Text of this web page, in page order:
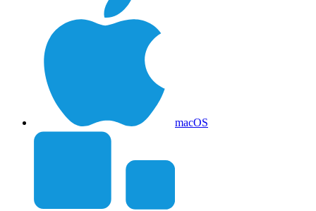
macOS